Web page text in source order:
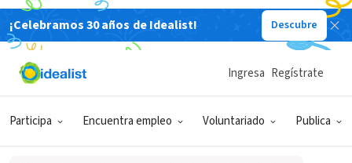
¡Celebramos 30 años de Idealist! Descubre
Participa Encuentra empleo Voluntariado Publica
Ingresa Regístrate
ORGANIZACIÓN SIN FIN DE LUCRO
Jada's got your backpack